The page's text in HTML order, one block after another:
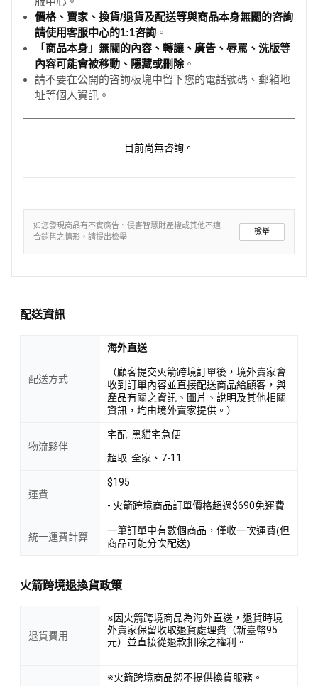
價格、賣家、換貨/退貨及配送等與商品本身無關的咨詢
請使用客服中心的1:1咨詢 。
「商品本身」無關的內容、轉讓、廣告、辱罵、洗版等
內容可能會被移動、隱藏或刪除。
請不要在公開的咨詢板塊中留下您的電話號碼、郵箱地
址等個人資訊。
目前尚無咨詢。
如您發現商品有不實廣告、侵害智慧財產權或其他不適
合銷售之情形，請提出檢舉
檢舉
配送資訊
配送方式
海外直送
（顧客提交火箭跨境訂單後，境外賣家會
收到訂單內容並直接配送商品給顧客，與
產品有關之資訊、圖片、說明及其他相關
資訊，均由境外賣家提供。）
物流夥伴
宅配: 黑貓宅急便
超取: 全家、7-11
運費
$195
- 火箭跨境商品訂單價格超過$690免運費
統一運費計算
一筆訂單中有數個商品，僅收一次運費(但
商品可能分次配送)
火箭跨境退換貨政策
退貨費用
※因火箭跨境商品為海外直送，退貨時境
外賣家保留收取退貨處理費（新臺幣95
元）並直接從退款扣除之權利。
※火箭跨境商品恕不提供換貨服務。